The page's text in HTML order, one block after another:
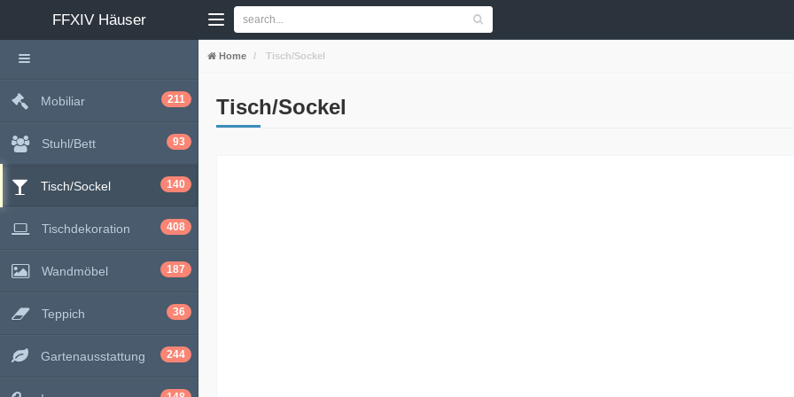
FFXIV Häuser
Home Tisch/Sockel
Tisch/Sockel
Mobiliar 211
Stuhl/Bett 93
Tisch/Sockel 140
Tischdekoration 408
Wandmöbel 187
Teppich 36
Gartenausstattung 244